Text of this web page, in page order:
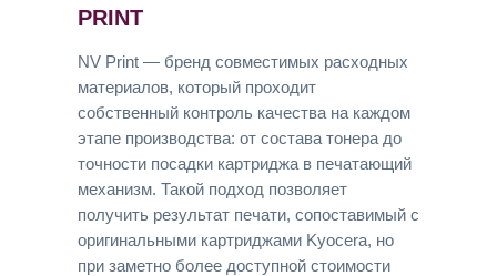
PRINT
NV Print — бренд совместимых расходных
материалов, который проходит
собственный контроль качества на каждом
этапе производства: от состава тонера до
точности посадки картриджа в печатающий
механизм. Такой подход позволяет
получить результат печати, сопоставимый с
оригинальными картриджами Kyocera, но
при заметно более доступной стоимости